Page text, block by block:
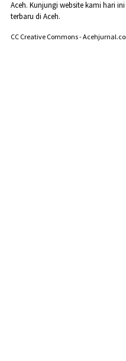
Aceh. Kunjungi website kami hari
terbaru di Aceh.
CC Creative Commons -